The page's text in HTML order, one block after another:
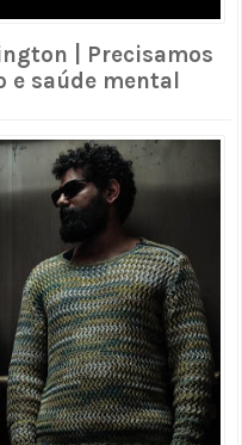
| Precisamos
e saúde mental